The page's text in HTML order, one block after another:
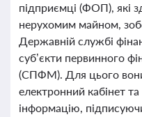
підприємці (ФОП), які
нерухомим майном,
Державній службі
суб’єкти первинного
(СПФМ). Для цього
електронний кабінет
інформацію,